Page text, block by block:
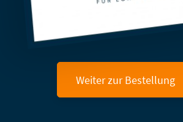
Weiter zur Bestellung